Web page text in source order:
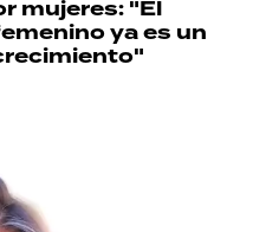
mujeres: "El
ya es un